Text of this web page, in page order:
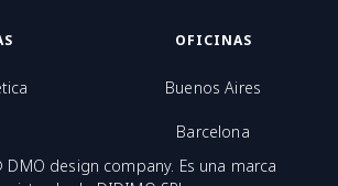
OFICINAS
Buenos Aires
Barcelona
DMO design company. Es una marca